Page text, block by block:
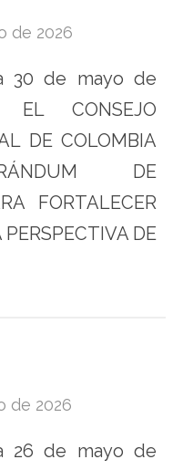
de 2026
30 de mayo de
CONSEJO
DE COLOMBIA
DE
FORTALECER
DE
de 2026
26 de mayo de